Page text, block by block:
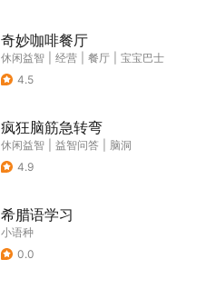
奇妙咖啡餐厅
休闲益智 经营 餐厅
宝宝巴士
4.5
疯狂脑筋急转弯
休闲益智 益智问答
脑洞
4.9
希腊语学习
小语种
0.0